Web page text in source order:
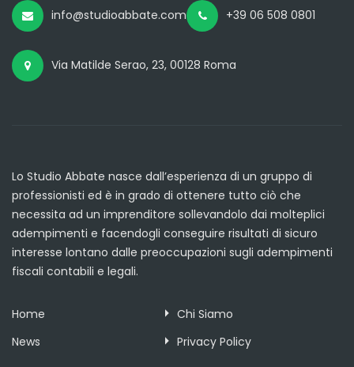
info@studioabbate.com +39 06 508 0801
Via Matilde Serao, 23, 00128 Roma
Lo Studio Abbate nasce dall’esperienza di un gruppo di
professionisti ed è in grado di ottenere tutto ciò che
necessita ad un imprenditore sollevandolo dai molteplici
adempimenti e facendogli conseguire risultati di sicuro
interesse lontano dalle preoccupazioni sugli adempimenti
fiscali contabili e legali.
Home
Chi Siamo
News
Privacy Policy